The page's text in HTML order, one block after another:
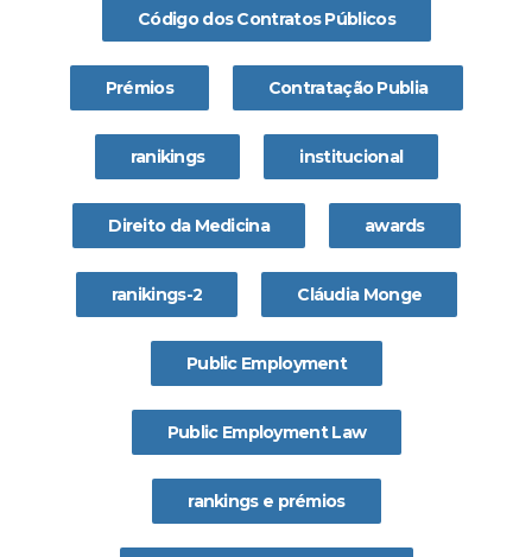
Código dos Contratos Públicos
Prémios Contratação Publia
ranikings institucional
Direito da Medicina awards
ranikings-2 Cláudia Monge
Public Employment
Public Employment Law
rankings e prémios